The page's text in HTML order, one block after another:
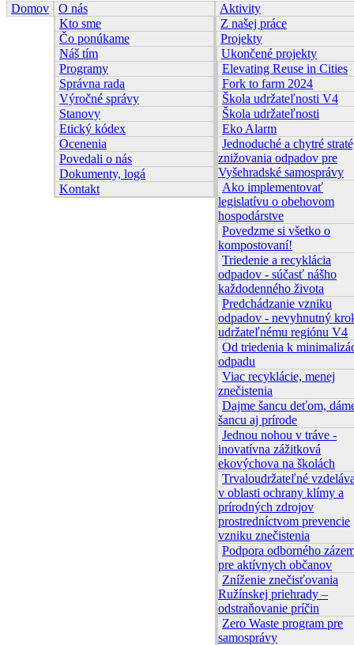
Domov
O nás
Kto sme
Čo ponúkame
Náš tím
Programy
Správna rada
Výročné správy
Stanovy
Etický kódex
Ocenenia
Povedali o nás
Dokumenty, logá
Kontakt
Aktivity
Z našej práce
Projekty
Ukončené projekty
Elevating Reuse in Cities
Fork to farm 2024
Škola udržateľnosti V4
Škola udržateľnosti
Eko Alarm
Jednoduché a chytré
znižovania odpadov pre
Vyšehradské samosprávy
Ako implementovať
legislatívu o obehovom
hospodárstve
Povedzme si všetko o
kompostovaní!
Triedenie a recyklácia
odpadov - súčasť nášho
každodenného života
Predchádzanie vzniku
odpadov - nevyhnutný
udržateľnému regiónu V4
Od triedenia k
odpadu
Viac recyklácie, menej
znečistenia
Dajme šancu deťom,
šancu aj prírode
Jednou nohou v tráve -
inovatívna zážitková
ekovýchova na školách
Trvaloudržateľné
v oblasti ochrany klímy a
prírodných zdrojov
prostredníctvom prevencie
vzniku znečistenia
Podpora odborného
pre aktívnych občanov
Zníženie znečisťovania
Ružínskej priehrady –
odstraňovanie príčin
Zero Waste program pre
samosprávy